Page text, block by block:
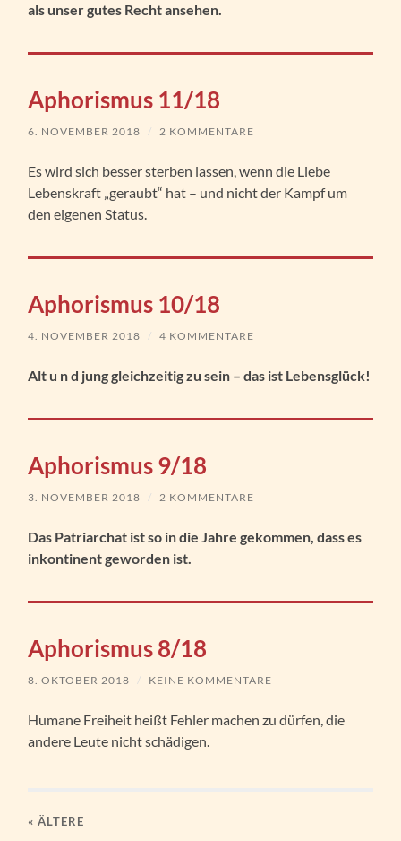
als unser gutes Recht ansehen.
Aphorismus 11/18
6. NOVEMBER 2018 / 2 KOMMENTARE
Es wird sich besser sterben lassen, wenn die Liebe
Lebenskraft „geraubt“ hat – und nicht der Kampf um
den eigenen Status.
Aphorismus 10/18
4. NOVEMBER 2018 / 4 KOMMENTARE
Alt u n d jung gleichzeitig zu sein – das ist Lebensglück!
Aphorismus 9/18
3. NOVEMBER 2018 / 2 KOMMENTARE
Das Patriarchat ist so in die Jahre gekommen, dass es
inkontinent geworden ist.
Aphorismus 8/18
8. OKTOBER 2018 / KEINE KOMMENTARE
Humane Freiheit heißt Fehler machen zu dürfen, die
andere Leute nicht schädigen.
« ÄLTERE